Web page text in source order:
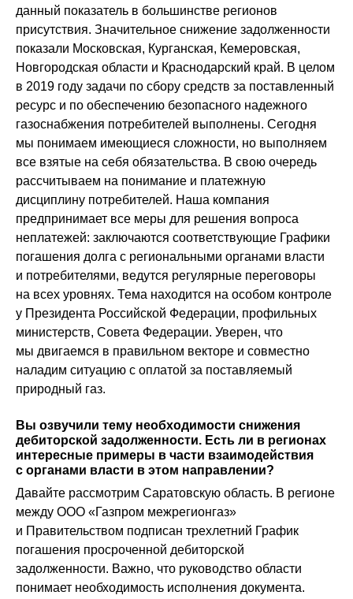
данный показатель в большинстве регионов
присутствия. Значительное снижение задолженности
показали Московская, Курганская, Кемеровская,
Новгородская области и Краснодарский край. В целом
в 2019 году задачи по сбору средств за поставленный
ресурс и по обеспечению безопасного надежного
газоснабжения потребителей выполнены. Сегодня
мы понимаем имеющиеся сложности, но выполняем
все взятые на себя обязательства. В свою очередь
рассчитываем на понимание и платежную
дисциплину потребителей. Наша компания
предпринимает все меры для решения вопроса
неплатежей: заключаются соответствующие Графики
погашения долга с региональными органами власти
и потребителями, ведутся регулярные переговоры
на всех уровнях. Тема находится на особом контроле
у Президента Российской Федерации, профильных
министерств, Совета Федерации. Уверен, что
мы двигаемся в правильном векторе и совместно
наладим ситуацию с оплатой за поставляемый
природный газ.
Вы озвучили тему необходимости снижения
дебиторской задолженности. Есть ли в регионах
интересные примеры в части взаимодействия
с органами власти в этом направлении?
Давайте рассмотрим Саратовскую область. В регионе
между ООО «Газпром межрегионгаз»
и Правительством подписан трехлетний График
погашения просроченной дебиторской
задолженности. Важно, что руководство области
понимает необходимость исполнения документа.